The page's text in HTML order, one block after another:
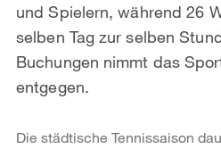
und Spielern, während 26
selben Tag zur selben
Buchungen nimmt das
entgegen.
Die städtische Tennissaison